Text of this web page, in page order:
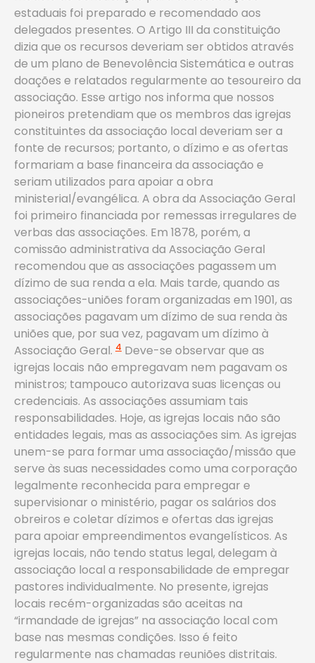
estaduais foi preparado e recomendado aos
delegados presentes. O Artigo III da constituição
dizia que os recursos deveriam ser obtidos através
de um plano de Benevolência Sistemática e outras
doações e relatados regularmente ao tesoureiro da
associação. Esse artigo nos informa que nossos
pioneiros pretendiam que os membros das igrejas
constituintes da associação local deveriam ser a
fonte de recursos; portanto, o dízimo e as ofertas
formariam a base financeira da associação e
seriam utilizados para apoiar a obra
ministerial/evangélica. A obra da Associação Geral
foi primeiro financiada por remessas irregulares de
verbas das associações. Em 1878, porém, a
comissão administrativa da Associação Geral
recomendou que as associações pagassem um
dízimo de sua renda a ela. Mais tarde, quando as
associações-uniões foram organizadas em 1901, as
associações pagavam um dízimo de sua renda às
uniões que, por sua vez, pagavam um dízimo à
Associação Geral. 4 Deve-se observar que as
igrejas locais não empregavam nem pagavam os
ministros; tampouco autorizava suas licenças ou
credenciais. As associações assumiam tais
responsabilidades. Hoje, as igrejas locais não são
entidades legais, mas as associações sim. As igrejas
unem-se para formar uma associação/missão que
serve às suas necessidades como uma corporação
legalmente reconhecida para empregar e
supervisionar o ministério, pagar os salários dos
obreiros e coletar dízimos e ofertas das igrejas
para apoiar empreendimentos evangelísticos. As
igrejas locais, não tendo status legal, delegam à
associação local a responsabilidade de empregar
pastores individualmente. No presente, igrejas
locais recém-organizadas são aceitas na
“irmandade de igrejas” na associação local com
base nas mesmas condições. Isso é feito
regularmente nas chamadas reuniões distritais.